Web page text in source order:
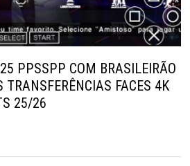
PPSSPP COM BRASILEIRÃO
TRANSFERÊNCIAS FACES 4K
25/26